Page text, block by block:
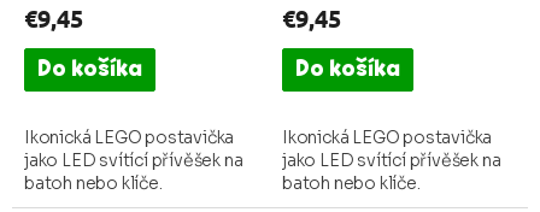
€9,45
Do košíka
Ikonická LEGO postavička
jako LED svítící přívěšek na
batoh nebo klíče.
€9,45
Do košíka
Ikonická LEGO postavička
jako LED svítící přívěšek na
batoh nebo klíče.